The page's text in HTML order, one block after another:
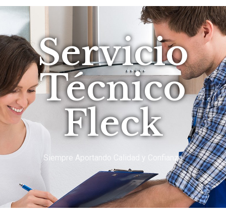
Servicio
Técnico
Fleck
Siempre Aportando Calidad y Confianza